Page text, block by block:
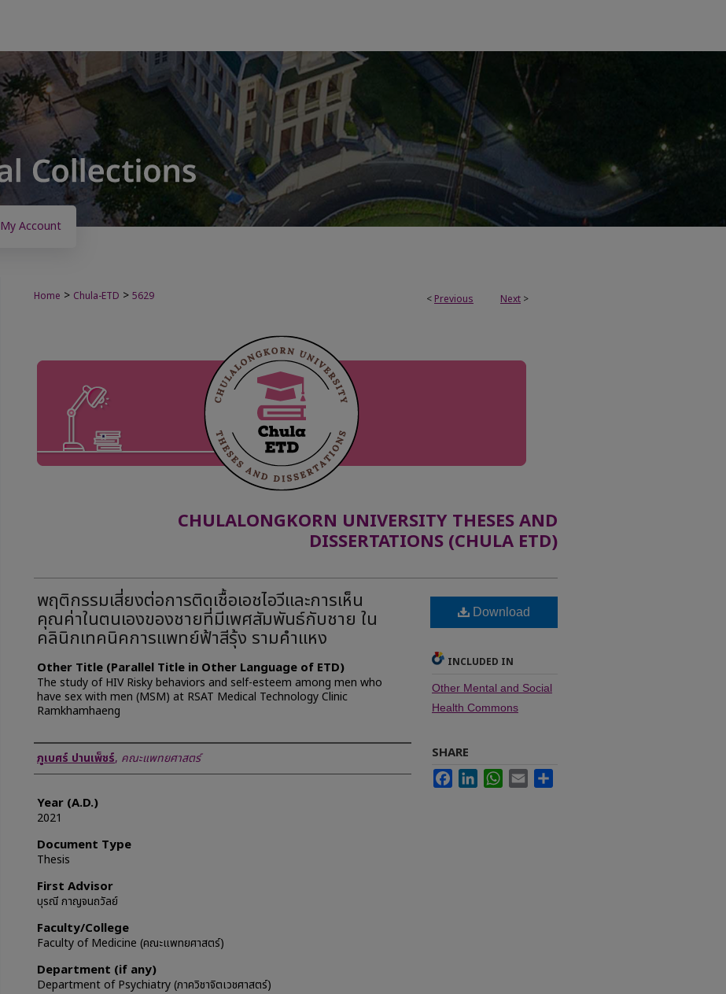
My Account
< Previous Next >
Home > Chula-ETD > 5629
CHULALONGKORN UNIVERSITY THESES AND
DISSERTATIONS (CHULA ETD)
พฤติกรรมเสี่ยงต่อการติดเชื้อเอชไอวีและการเห็น
คุณค่าในตนเองของชายที่มีเพศสัมพันธ์กับชาย ใน
คลินิกเทคนิคการแพทย์ฟ้าสีรุ้ง รามคำแหง
Other Title (Parallel Title in Other Language of ETD)
The study of HIV Risky behaviors and self-esteem among men who
have sex with men (MSM) at RSAT Medical Technology Clinic
Ramkhamhaeng
Author
ภูเบศร์ ปานเพ็ชร์, คณะแพทยศาสตร์
Year (A.D.)
2021
Document Type
Thesis
First Advisor
บุรณี กาญจนถวัลย์
Faculty/College
Faculty of Medicine (คณะแพทยศาสตร์)
Department (if any)
Department of Psychiatry (ภาควิชาจิตเวชศาสตร์)
Download
INCLUDED IN
Other Mental and Social
Health Commons
SHARE
FacebookLinkedInWhatsApp
Email